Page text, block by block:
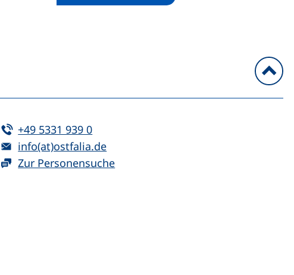
Tel:
+49 5331 939 0(startet einen Telefonanruf, wenn Ihr
E-Mail:
info(at)ostfalia.de(öffnet Ihr E-Mail-Programm)
Zur Personensuche